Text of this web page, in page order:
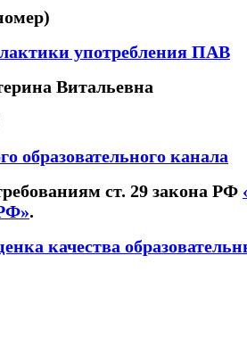
употребления ПАВ
Витальевна
образовательного канала
ст. 29 закона РФ
.
качества